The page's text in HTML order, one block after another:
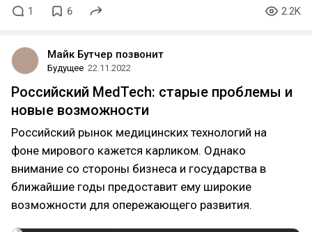
1 6 2.2K
Майк Бутчер позвонит
Будущее 22.11.2022
Российский MedTech: старые проблемы и
новые возможности
Российский рынок медицинских технологий на
фоне мирового кажется карликом. Однако
внимание со стороны бизнеса и государства в
ближайшие годы предоставит ему широкие
возможности для опережающего развития.